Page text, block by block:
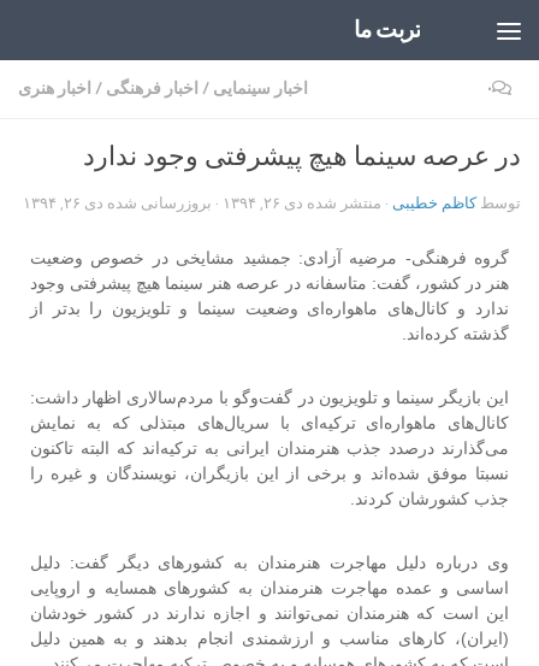
تربت ما
اخبار سینمایی / اخبار فرهنگی / اخبار هنری ۰
در عرصه سینما هیچ پیشرفتی وجود ندارد
توسطکاظم خطیبی · منتشر شده دی ۲۶, ۱۳۹۴ · بروزرسانی شده دی ۲۶, ۱۳۹۴
گروه فرهنگی- مرضیه آزادی: جمشید مشایخی در خصوص وضعیت
هنر در کشور، گفت: متاسفانه در عرصه هنر سینما هیچ پیشرفتی وجود
ندارد و کانال‌های ماهواره‌ای وضعیت سینما و تلویزیون را بدتر از
گذشته کرده‌اند.
این بازیگر سینما و تلویزیون در گفت‌و‌گو با مردم‌سالاری اظهار داشت:
کانال‌های ماهواره‌ای ترکیه‌ای با سریال‌های مبتذلی که به نمایش
می‌گذارند درصدد جذب هنرمندان ایرانی به ترکیه‌اند که البته تاکنون
نسبتا موفق شده‌اند و برخی از این بازیگران، نویسندگان و غیره را
جذب کشورشان کردند.
وی درباره دلیل مهاجرت هنرمندان به کشورهای دیگر گفت: دلیل
اساسی و عمده مهاجرت هنرمندان به کشورهای همسایه و اروپایی
این است که هنرمندان نمی‌توانند و اجازه ندارند در کشور خودشان
(ایران)‌، کارهای مناسب و ارزشمندی انجام بدهند و به همین دلیل